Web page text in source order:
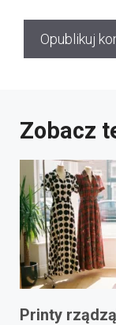
Zobacz
Printy